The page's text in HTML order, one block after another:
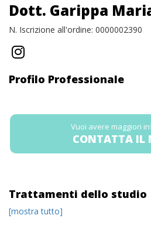
Dott. Garippa
N. Iscrizione all'ordine: 0000002390
Profilo Professionale
Vuoi avere maggiori
CONTATTA IL
Trattamenti dello studio
[mostra tutto]